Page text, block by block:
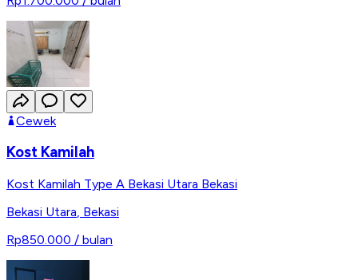
Cewek
Kost Kamilah
Kost Kamilah Type A Bekasi Utara Bekasi
Bekasi Utara, Bekasi
Rp850.000 / bulan